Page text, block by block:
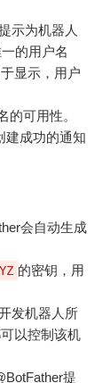
示为机器人
的用户名
显示，用户
的可用性。
建成功的通知
会自动生成
的密钥，用
发机器人所
以控制该机
提